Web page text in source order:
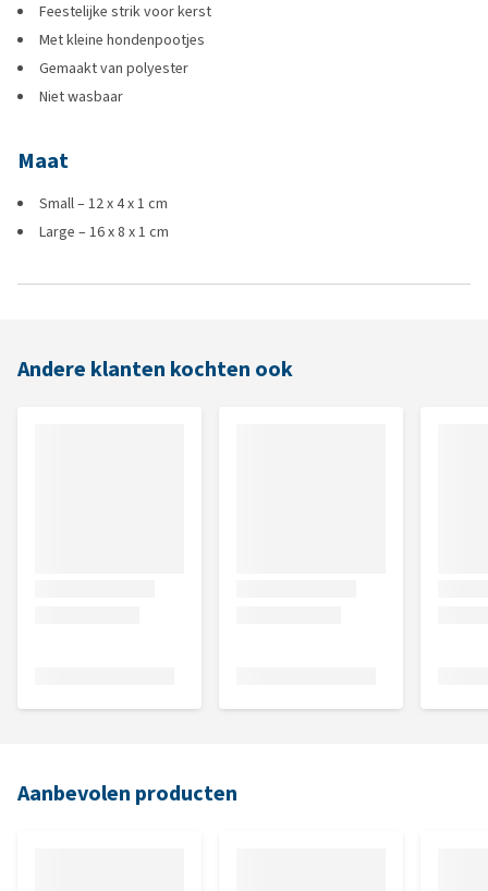
Feestelijke strik voor kerst
Met kleine hondenpootjes
Gemaakt van polyester
Niet wasbaar
Maat
Small – 12 x 4 x 1 cm
Large – 16 x 8 x 1 cm
Andere klanten kochten ook
Aanbevolen producten